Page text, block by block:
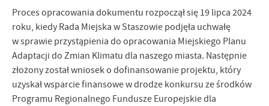
Proces opracowania dokumentu rozpoczął się 19 lipca 2024
roku, kiedy Rada Miejska w Staszowie podjęła uchwałę
w sprawie przystąpienia do opracowania Miejskiego Planu
Adaptacji do Zmian Klimatu dla naszego miasta. Następnie
złożony został wniosek o dofinansowanie projektu, który
uzyskał wsparcie finansowe w drodze konkursu ze środków
Programu Regionalnego Fundusze Europejskie dla